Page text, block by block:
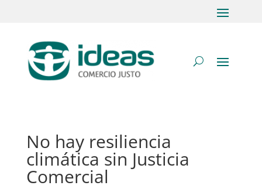
No hay resiliencia
climática sin Justicia
Comercial